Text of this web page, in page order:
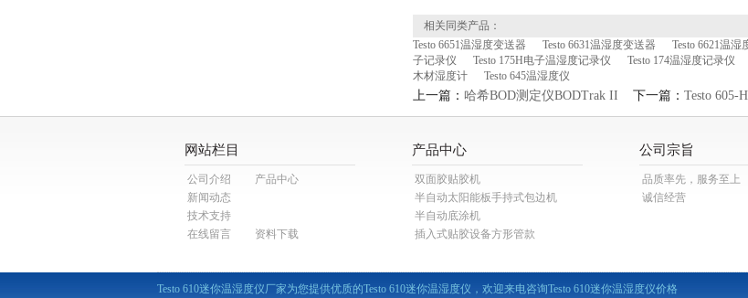
相关同类产品：
Testo 6651温湿度变送器
Testo 6631温湿度变送器 Testo 6621温湿
子记录仪
Testo 175H电子温湿度记录仪 Testo 174温湿度记录仪
木材湿度计
Testo 645温湿度仪
上一篇： 哈希BOD测定仪BODTrak II 下一篇： Testo 605-
网站栏目
公司介绍
产品中心
新闻动态
技术支持
在线留言
资料下载
产品中心
双面胶贴胶机
半自动太阳能板手持式包边机
半自动底涂机
插入式贴胶设备方形管款
公司宗旨
品质率先，服务至上
诚信经营
Testo 610迷你温湿度仪厂家为您提供优质的Testo 610迷你温湿度仪，欢迎来电咨询Testo 610迷你温湿度仪价格